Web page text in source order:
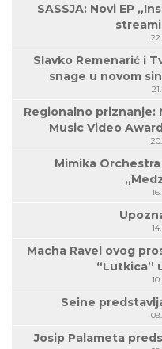
SASSJA: Novi EP
Slavko Remenarić i
snage u novom
Regionalno priznanje:
Music Video
Mimika
Macha Ravel ovog
“Lutkica”
Seine
Josip Palameta